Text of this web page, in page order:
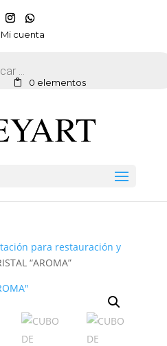
Mi cuenta
0 elementos
para restauración y
“AROMA”